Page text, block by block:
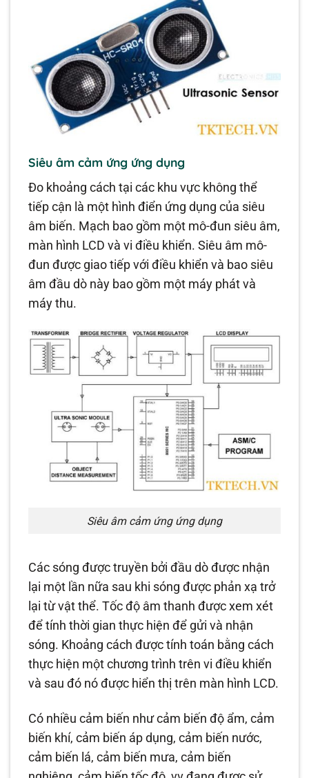
Siêu âm cảm ứng ứng dụng
Đo khoảng cách tại các khu vực không thể
tiếp cận là một hình điển ứng dụng của siêu
âm biến. Mạch bao gồm một mô-đun siêu âm,
màn hình LCD và vi điều khiển. Siêu âm mô-
đun được giao tiếp với điều khiển và bao siêu
âm đầu dò này bao gồm một máy phát và
máy thu.
Siêu âm cảm ứng ứng dụng
Các sóng được truyền bởi đầu dò được nhận
lại một lần nữa sau khi sóng được phản xạ trở
lại từ vật thể. Tốc độ âm thanh được xem xét
để tính thời gian thực hiện để gửi và nhận
sóng. Khoảng cách được tính toán bằng cách
thực hiện một chương trình trên vi điều khiển
và sau đó nó được hiển thị trên màn hình LCD.
Có nhiều cảm biến như cảm biến độ ẩm, cảm
biến khí, cảm biến áp dụng, cảm biến nước,
cảm biến lá, cảm biến mưa, cảm biến